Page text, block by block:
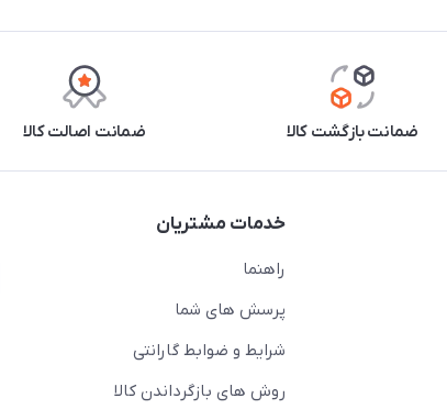
ضمانت بازگشت کالا ضمانت اصالت کالا
خدمات مشتریان
راهنما
پرسش های شما
شرایط و ضوابط گارانتی
روش های بازگرداندن کالا